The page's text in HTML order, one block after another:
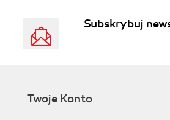
Subskrybuj
Twoje Konto